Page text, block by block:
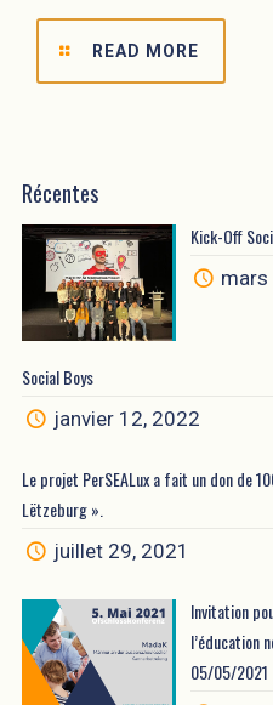
READ MORE
Récentes
Kick-Off
mars
Social Boys
janvier 12, 2022
Le projet PerSEALux a fait un don de
Lëtzeburg ».
juillet 29, 2021
Invitation
l’éducation
05/05/2021